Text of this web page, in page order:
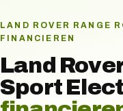
LAND ROVER RANGE
FINANCIEREN
Land
Sport